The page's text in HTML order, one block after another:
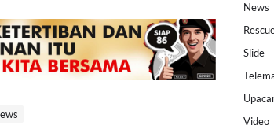
News
Slide
Video